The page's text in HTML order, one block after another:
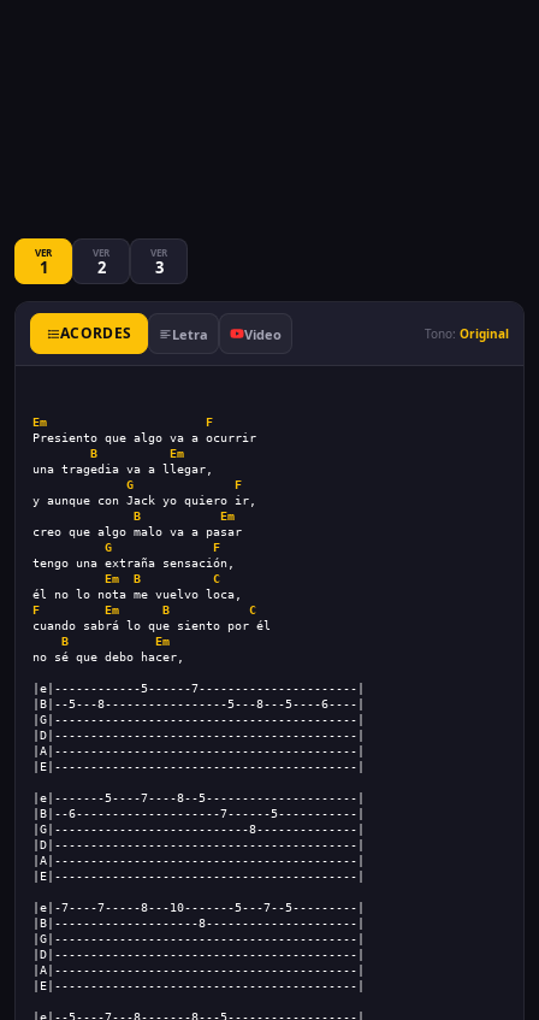
VER
1
VER
2
VER
3
ACORDES Letra Video Tono: Original
Em
F
Presiento que algo va a ocurrir
B
Em
una tragedia va a llegar,
G
F
y aunque con Jack yo quiero ir,
B
Em
creo que algo malo va a pasar
G
F
tengo una extraña sensación,
Em
B
C
él no lo nota me vuelvo loca,
F
Em B
C
cuando sabrá lo que siento por él
B
Em
no sé que debo hacer,
|e|------------5------7----------------------|
|B|--5---8-----------------5---8---5----6----|
|G|------------------------------------------|
|D|------------------------------------------|
|A|------------------------------------------|
|E|------------------------------------------|
|e|-------5----7----8--5---------------------|
|B|--6--------------------7------5-----------|
|G|---------------------------8--------------|
|D|------------------------------------------|
|A|------------------------------------------|
|E|------------------------------------------|
|e|-7----7-----8---10-------5---7--5---------|
|B|--------------------8---------------------|
|G|------------------------------------------|
|D|------------------------------------------|
|A|------------------------------------------|
|E|------------------------------------------|
|e|--5----7---8-------8---5------------------|